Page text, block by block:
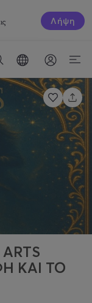
Λήψη
ΚΑΙ ΤΟ